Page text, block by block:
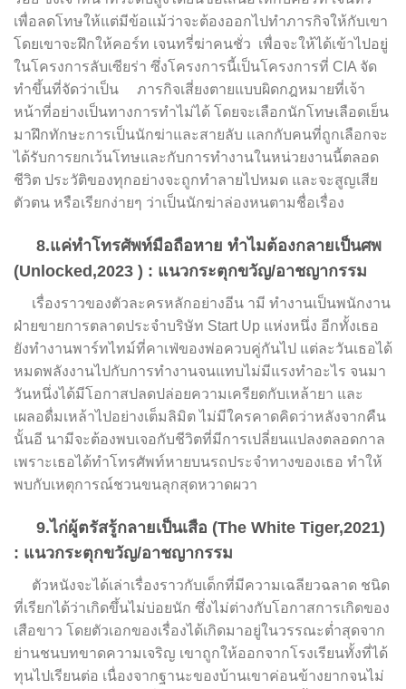
เพื่อลดโทษให้แต่มีข้อแม้ว่าจะต้องออกไปทำภารกิจให้กับเขา
โดยเขาจะฝึกให้คอร์ท เจนทรี่ฆ่าคนชั่ว เพื่อจะให้ได้เข้าไปอยู่
ในโครงการลับเซียร่า ซึ่งโครงการนี้เป็นโครงการที่ CIA จัด
ทำขึ้นที่จัดว่าเป็น ภารกิจเสี่ยงตายแบบผิดกฎหมายที่เจ้า
หน้าที่อย่างเป็นทางการทำไม่ได้ โดยจะเลือกนักโทษเลือดเย็น
มาฝึกทักษะการเป็นนักฆ่าและสายลับ แลกกับคนที่ถูกเลือกจะ
ได้รับการยกเว้นโทษและกับการทำงานในหน่วยงานนี้ตลอด
ชีวิต ประวัติของทุกอย่างจะถูกทำลายไปหมด และจะสูญเสีย
ตัวตน หรือเรียกง่ายๆ ว่าเป็นนักฆ่าล่องหนตามชื่อเรื่อง
8.แค่ทำโทรศัพท์มือถือหาย ทำไมต้องกลายเป็นศพ
(Unlocked,2023 ) : แนวกระตุกขวัญ/อาชญากรรม
เรื่องราวของตัวละครหลักอย่างอีน ามี ทำงานเป็นพนักงาน
ฝ่ายขายการตลาดประจำบริษัท Start Up แห่งหนึ่ง อีกทั้งเธอ
ยังทำงานพาร์ทไทม์ที่คาเฟ่ของพ่อควบคู่กันไป แต่ละวันเธอได้
หมดพลังงานไปกับการทำงานจนแทบไม่มีแรงทำอะไร จนมา
วันหนึ่งได้มีโอกาสปลดปล่อยความเครียดกับเหล้ายา และ
เผลอดื่มเหล้าไปอย่างเต็มลิมิต ไม่มีใครคาดคิดว่าหลังจากคืน
นั้นอี นามีจะต้องพบเจอกับชีวิตที่มีการเปลี่ยนแปลงตลอดกาล
เพราะเธอได้ทำโทรศัพท์หายบนรถประจำทางของเธอ ทำให้
พบกับเหตุการณ์ชวนขนลุกสุดหวาดผวา
9.ไก่ผู้ตรัสรู้กลายเป็นเสือ (The White Tiger,2021)
: แนวกระตุกขวัญ/อาชญากรรม
ตัวหนังจะได้เล่าเรื่องราวกับเด็กที่มีความเฉลียวฉลาด ชนิด
ที่เรียกได้ว่าเกิดขึ้นไม่บ่อยนัก ซึ่งไม่ต่างกับโอกาสการเกิดของ
เสือขาว โดยตัวเอกของเรื่องได้เกิดมาอยู่ในวรรณะต่ำสุดจาก
ย่านชนบทขาดความเจริญ เขาถูกให้ออกจากโรงเรียนทั้งที่ได้
ทุนไปเรียนต่อ เนื่องจากฐานะของบ้านเขาค่อนข้างยากจนไม่